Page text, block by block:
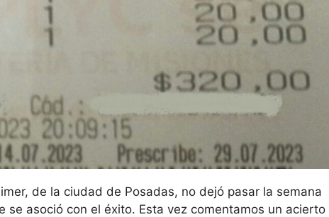
de la ciudad de Posadas, no dejó pasar la semana
se asoció con el éxito. Esta vez comentamos un acierto